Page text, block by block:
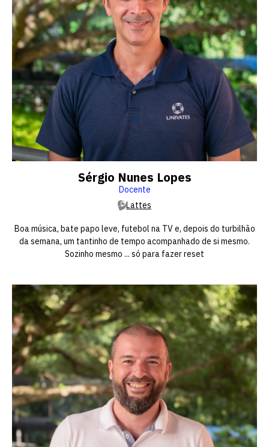
Sérgio Nunes Lopes
Docente
Lattes
Boa música, bate papo leve, futebol na TV e, depois do turbilhão
da semana, um tantinho de tempo acompanhado de si mesmo.
Sozinho mesmo ... só para fazer reset